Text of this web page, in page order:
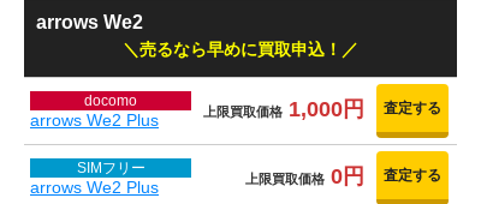
arrows We2
売るなら早めに買取申込！
docomo
arrows We2 Plus 上限買取価格 1,000円 査定する
SIMフリー
arrows We2 Plus 上限買取価格 0円 査定する